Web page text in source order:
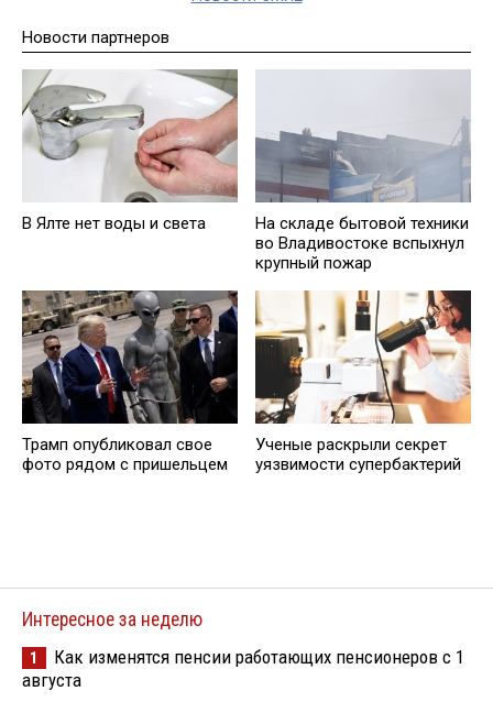
Новости партнеров
В Ялте нет воды и света
На складе бытовой техники
во Владивостоке вспыхнул
крупный пожар
Трамп опубликовал свое
фото рядом с пришельцем
Ученые раскрыли секрет
уязвимости супербактерий
Интересное за неделю
1
Как изменятся пенсии работающих пенсионеров с 1
августа